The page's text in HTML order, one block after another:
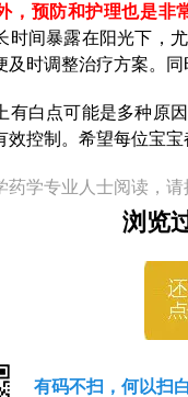
，预防和护理也是非
时间暴露在阳光下，
及时调整治疗方案。
有白点可能是多种原
效控制。希望每位宝
药学专业人士阅读，
浏览
有码不扫，何以扫